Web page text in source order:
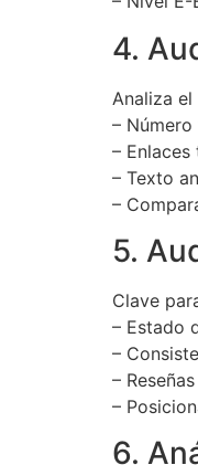
4.
Analiza
–
–
– Texto
–
5.
Clave
– Estado
–
–
–
6.